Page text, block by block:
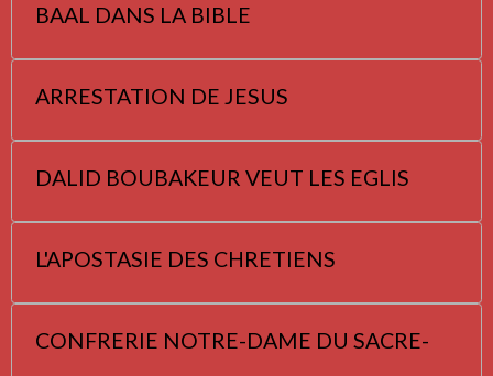
BAAL DANS LA BIBLE
ARRESTATION DE JESUS
DALID BOUBAKEUR VEUT LES EGLIS
L'APOSTASIE DES CHRETIENS
CONFRERIE NOTRE-DAME DU SACRE-